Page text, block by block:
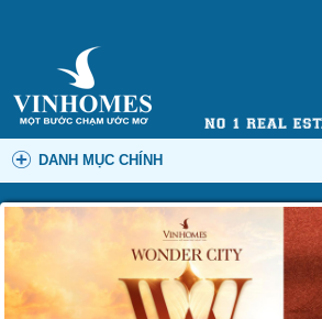
DANH MỤC CHÍNH